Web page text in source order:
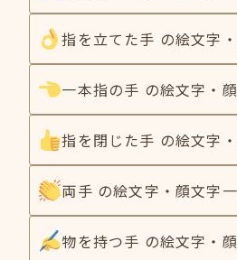
指を立てた手 の絵文字
一本指の手 の絵文字・
指を閉じた手 の絵文字
両手 の絵文字・顔文字
物を持つ手 の絵文字・